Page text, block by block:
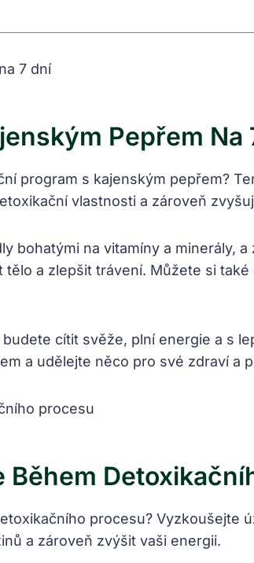
Pepřem Na
program s kajenským pepřem?
vlastnosti a zároveň
bohatými na vitamíny a minerály,
a zlepšit trávení. Můžete si
cítit svěže, plní energie a s
a udělejte něco pro své zdraví a
procesu? Vyzkoušejte
a zároveň zvýšit vaši energii.